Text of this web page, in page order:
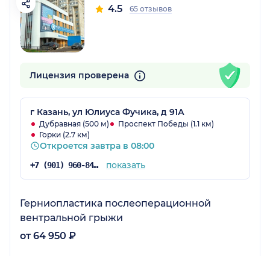
4.5 65 отзывов
Лицензия проверена
г Казань, ул Юлиуса Фучика, д 91А
Дубравная (500 м)
Проспект Победы (1.1 км)
Горки (2.7 км)
Откроется завтра в 08:00
+7 (901) 960-84-71 показать
Герниопластика послеоперационной
вентральной грыжи
от 64 950 ₽